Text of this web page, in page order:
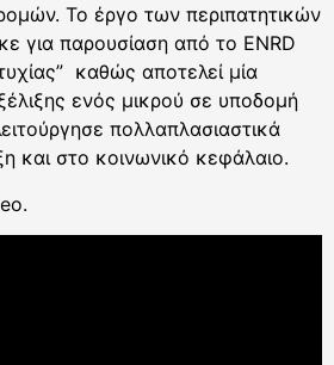
Το έργο των περιπατητικών
για παρουσίαση από το ENRD
καθώς αποτελεί μία
ενός μικρού σε υποδομή
πολλαπλασιαστικά
και στο κοινωνικό κεφάλαιο.